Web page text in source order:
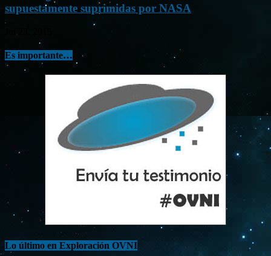
supuestamente suprimidas por NASA
Es importante…
Lo último en Exploración OVNI